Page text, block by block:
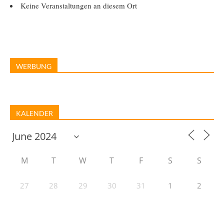
Keine Veranstaltungen an diesem Ort
WERBUNG
KALENDER
M T W T F S S
27 28 29 30 31 1 2